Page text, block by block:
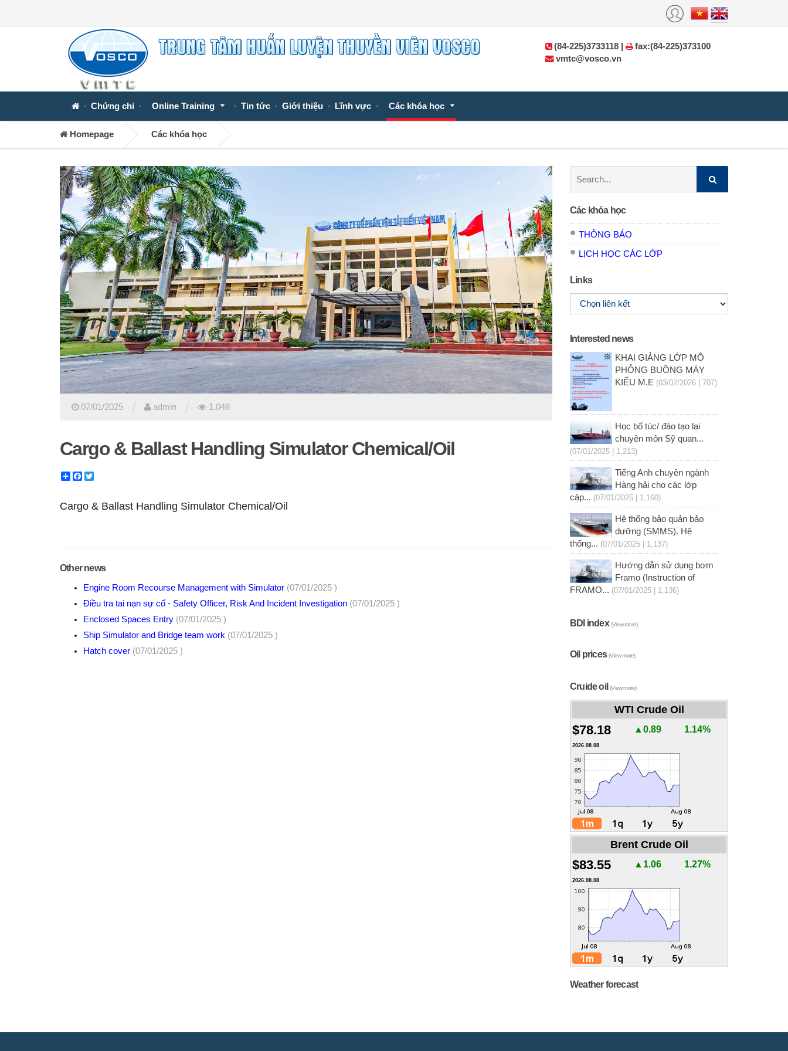
Chứng chỉ Online Training Tin tức Giới thiệu Lĩnh vực Các khóa học
(84-225)3733118 |
fax:(84-225)373100
vmtc@vosco.vn
Homepage Các khóa học
07/01/2025 admin 1,048
Cargo & Ballast Handling Simulator Chemical/Oil
ShareFacebook
Cargo & Ballast Handling Simulator Chemical/Oil
Other news
Engine Room Recourse Management with Simulator (07/01/2025 )
Điều tra tai nạn sự cố - Safety Officer, Risk And Incident Investigation (07/01/2025 )
Enclosed Spaces Entry (07/01/2025 )
Ship Simulator and Bridge team work (07/01/2025 )
Hatch cover (07/01/2025 )
Các khóa học
THÔNG BÁO
LỊCH HỌC CÁC LỚP
Links
Interested news
KHAI GIẢNG LỚP MÔ
PHỎNG BUỒNG MÁY
KIỂU M.E (03/02/2026 | 707)
Học bổ túc/ đào tạo lại
chuyên môn Sỹ quan...
(07/01/2025 | 1,213)
Tiếng Anh chuyên ngành
Hàng hải cho các lớp
cập... (07/01/2025 | 1,160)
Hệ thống bảo quản bảo
dưỡng (SMMS). Hệ
thống... (07/01/2025 | 1,137)
Hướng dẫn sử dụng bơm
Framo (Instruction of
FRAMO... (07/01/2025 | 1,136)
BDI index(View more)
Oil prices(View more)
Cruide oil(View more)
WTI Crude Oil
$78.18 ▲0.89 1.14%
2026.08.08
Brent Crude Oil
$83.55 ▲1.06 1.27%
2026.08.08
Weather forecast